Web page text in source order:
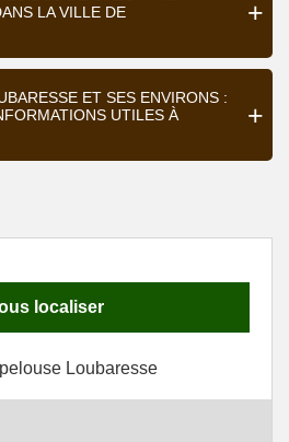
LA VILLE DE
ET SES ENVIRONS :
UTILES À
localiser
Loubaresse